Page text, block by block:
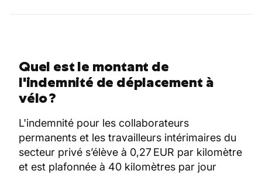
Quel est le montant de
l'indemnité de déplacement à
vélo ?
L'indemnité pour les collaborateurs
permanents et les travailleurs intérimaires du
secteur privé s’élève à 0,27 EUR par kilomètre
et est plafonnée à 40 kilomètres par jour